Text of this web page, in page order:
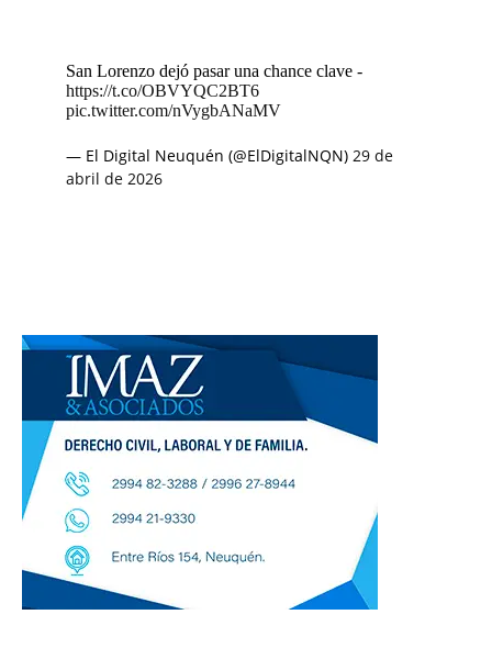
San Lorenzo dejó pasar una chance clave -
https://t.co/OBVYQC2BT6
pic.twitter.com/nVygbANaMV
— El Digital Neuquén (@ElDigitalNQN) 29 de
abril de 2026